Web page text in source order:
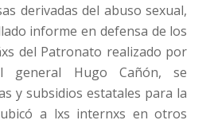
derivadas del abuso sexual,
informe en defensa de los
del Patronato realizado por
general Hugo Cañón, se
y subsidios estatales para la
a lxs internxs en otros